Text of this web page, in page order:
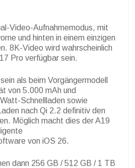
Video-Aufnahmemodus, mit
und hinten in einem einzigen
8K-Video wird wahrscheinlich
Pro verfügbar sein.
als beim Vorgängermodell
von 5.000 mAh und
Schnellladen sowie
nach Qi 2.2 definitiv den
Möglich macht dies der A19
von iOS 26.
dann 256 GB / 512 GB / 1 TB